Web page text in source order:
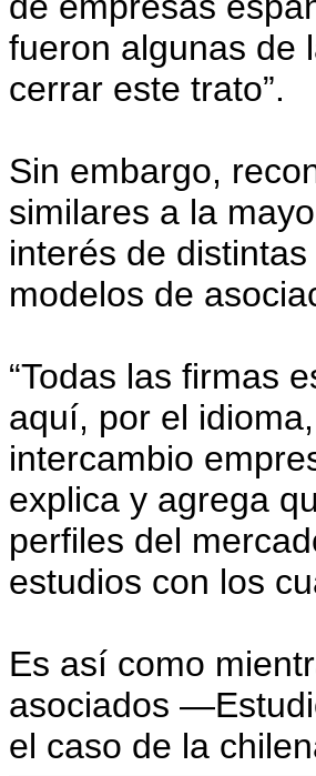
fueron algunas de
cerrar este trato”.
Sin embargo,
similares a la
interés de
modelos de
“Todas las firmas
aquí, por el
intercambio
explica y agrega
perfiles del
estudios con los
Es así como
asociados
el caso de la